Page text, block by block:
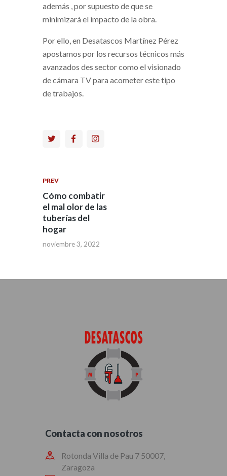
además , por supuesto de que se
minimizará el impacto de la obra.
Por ello, en Desatascos Martínez Pérez
apostamos por los recursos técnicos más
avanzados des sector como el visionado
de cámara TV para acometer este tipo
de trabajos.
PREV
Cómo combatir
el mal olor de las
tuberías del
hogar
noviembre 3, 2022
Contacta con nosotros
Rotonda Villa de Pau 7 50007,
Zaragoza